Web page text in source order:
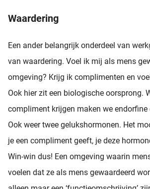
Waardering
Een ander belangrijk onderdeel van
van waardering. Voel ik mij als mens
omgeving? Krijg ik complimenten en
Ook hier zit een biologische oorsprong.
compliment krijgen maken we endorfine
Ook weer twee gelukshormonen. Het
je een compliment geeft, je deze
Win-win dus! Een omgeving waarin
voelen dat ze als mens gewaardeerd